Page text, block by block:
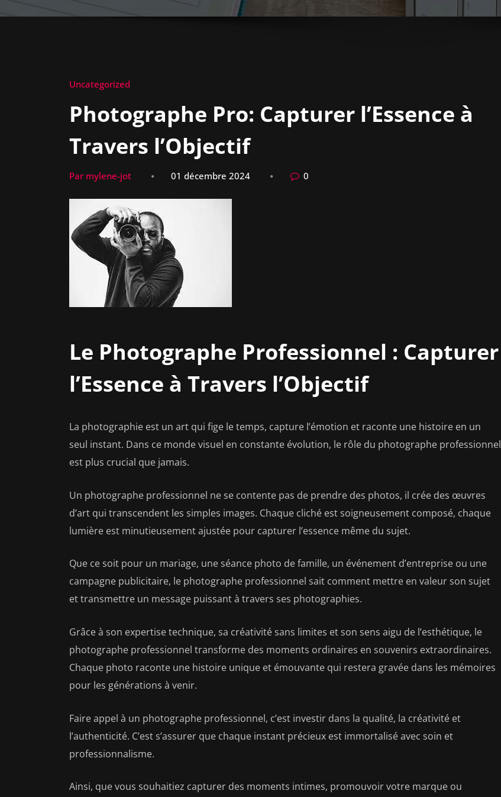
Uncategorized
Photographe Pro: Capturer l’Essence à
Travers l’Objectif
Par mylene-jot 01 décembre 2024 0
Le Photographe Professionnel : Capturer
l’Essence à Travers l’Objectif
La photographie est un art qui fige le temps, capture l’émotion et raconte une histoire en un
seul instant. Dans ce monde visuel en constante évolution, le rôle du photographe professionnel
est plus crucial que jamais.
Un photographe professionnel ne se contente pas de prendre des photos, il crée des œuvres
d’art qui transcendent les simples images. Chaque cliché est soigneusement composé, chaque
lumière est minutieusement ajustée pour capturer l’essence même du sujet.
Que ce soit pour un mariage, une séance photo de famille, un événement d’entreprise ou une
campagne publicitaire, le photographe professionnel sait comment mettre en valeur son sujet
et transmettre un message puissant à travers ses photographies.
Grâce à son expertise technique, sa créativité sans limites et son sens aigu de l’esthétique, le
photographe professionnel transforme des moments ordinaires en souvenirs extraordinaires.
Chaque photo raconte une histoire unique et émouvante qui restera gravée dans les mémoires
pour les générations à venir.
Faire appel à un photographe professionnel, c’est investir dans la qualité, la créativité et
l’authenticité. C’est s’assurer que chaque instant précieux est immortalisé avec soin et
professionnalisme.
Ainsi, que vous souhaitiez capturer des moments intimes, promouvoir votre marque ou